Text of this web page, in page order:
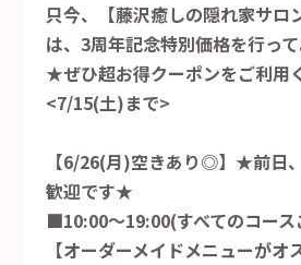
只今、【藤沢癒しの隠れ家サ
は、3周年記念特別価格を行っ
★ぜひ超お得クーポンをご利用
<7/15(土)まで>
【6/26(月)空きあり◎】★前日
歓迎です★
■10:00～19:00(すべてのコー
【オーダーメイドメニューがオ